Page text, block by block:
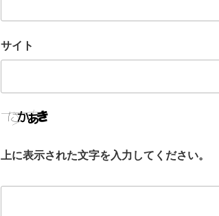
サイト
上に表示された文字を入力してください。